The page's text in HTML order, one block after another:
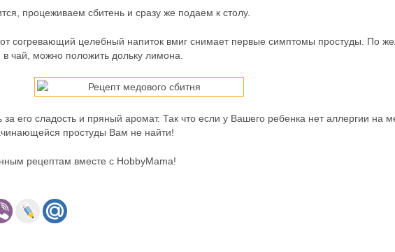
процеживаем сбитень и сразу же подаем к столу.
согревающий целебный напиток вмиг снимает первые симптомы простуды. По
чай, можно положить дольку лимона.
его сладость и пряный аромат. Так что если у Вашего ребенка нет аллергии на
простуды Вам не найти!
рецептам вместе с HobbyMama!